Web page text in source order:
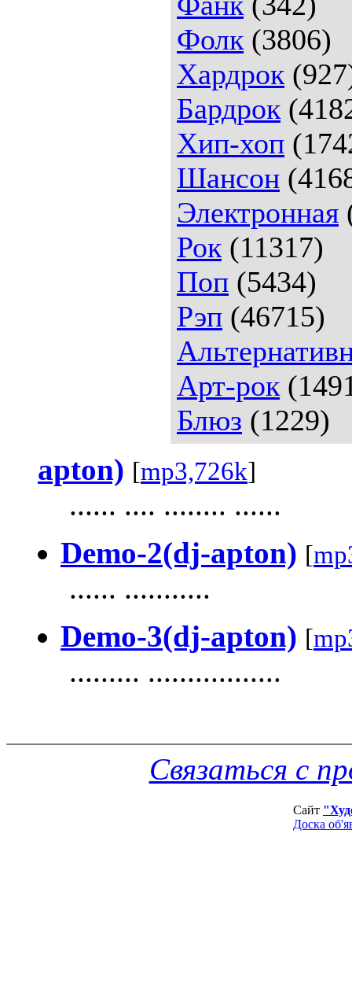
Фолк (3806)
Хардрок
Бардрок
Хип-хоп
Шансон
Электронная
Рок (11317)
Поп (5434)
Рэп (46715)
Арт-рок
Блюз (1229)
apton) [mp3,726k]
...... .... ........ ......
Demo-2(dj-apton) [
...... ...........
Demo-3(dj-apton) [
......... .................
Связаться с
Сайт
Доска